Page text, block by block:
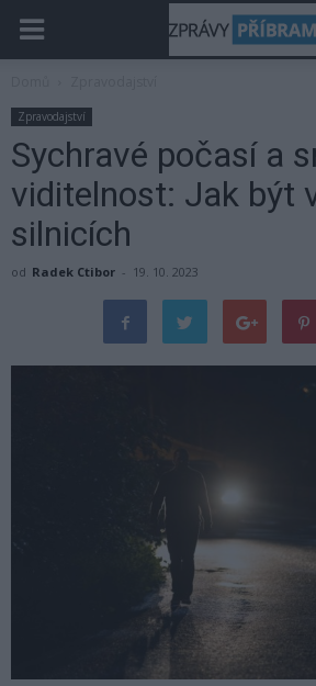
Zpravodajství
Sychravé počasí a
viditelnost: Jak být
silnicích
od Radek Ctibor - 19. 10. 2023